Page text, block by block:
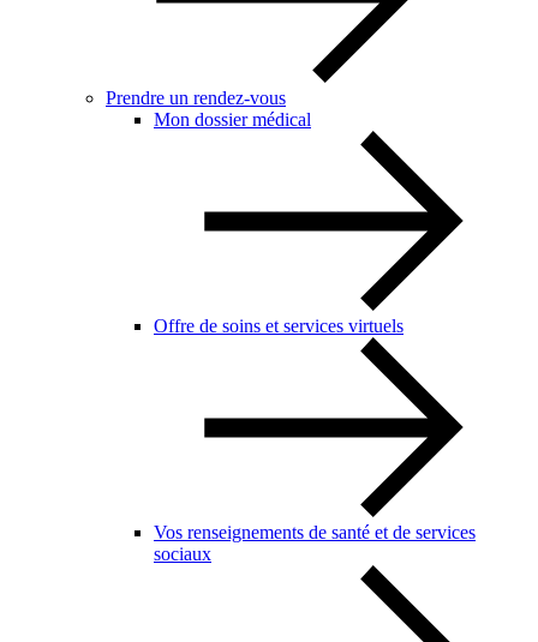
Prendre un rendez-vous
Mon dossier médical
Offre de soins et services virtuels
Vos renseignements de santé et de services
sociaux